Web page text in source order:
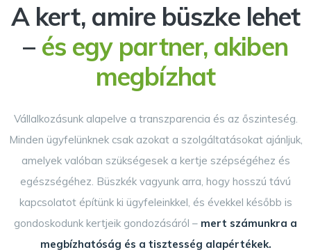
A kert, amire büszke lehet
– és egy partner, akiben
megbízhat
Vállalkozásunk alapelve a transzparencia és az őszinteség.
Minden ügyfelünknek csak azokat a szolgáltatásokat ajánljuk,
amelyek valóban szükségesek a kertje szépségéhez és
egészségéhez. Büszkék vagyunk arra, hogy hosszú távú
kapcsolatot építünk ki ügyfeleinkkel, és évekkel később is
gondoskodunk kertjeik gondozásáról – mert számunkra a
megbízhatóság és a tisztesség alapértékek.